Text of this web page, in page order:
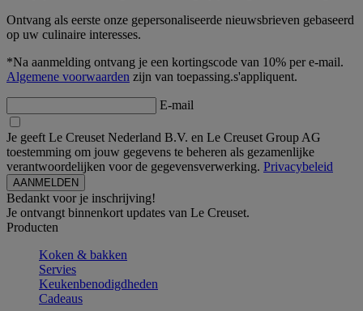
Ontvang als eerste onze gepersonaliseerde nieuwsbrieven gebaseerd
op uw culinaire interesses.
*Na aanmelding ontvang je een kortingscode van 10% per e-mail.
Algemene voorwaarden zijn van toepassing.s'appliquent.
E-mail
Je geeft Le Creuset Nederland B.V. en Le Creuset Group AG
toestemming om jouw gegevens te beheren als gezamenlijke
verantwoordelijken voor de gegevensverwerking. Privacybeleid
Bedankt voor je inschrijving!
Je ontvangt binnenkort updates van Le Creuset.
Producten
Koken & bakken
Servies
Keukenbenodigdheden
Cadeaus